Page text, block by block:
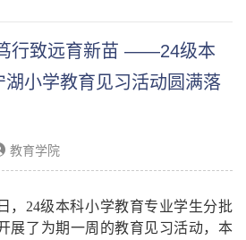
行致远育新苗 ——24级本
小学教育见习活动圆满落
教育学院
， 24级本科小学教育专业学生分批
展了为期一周 的教育见习活动，本